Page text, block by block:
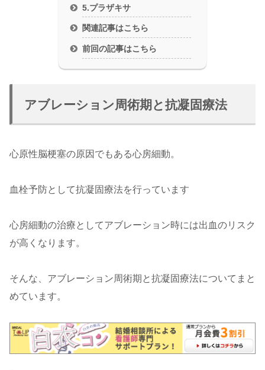
5.プラザキサ
関連記事はこちら
前回の記事はこちら
アブレーション周術期と抗凝固療法
心原性脳梗塞の原因でもある心房細動。
血栓予防として抗凝固療法を行っています
心房細動の治療としてアブレーション時には出血のリスク
が高くなります。
そんな、アブレーション周術期と抗凝固療法についてまと
めています。